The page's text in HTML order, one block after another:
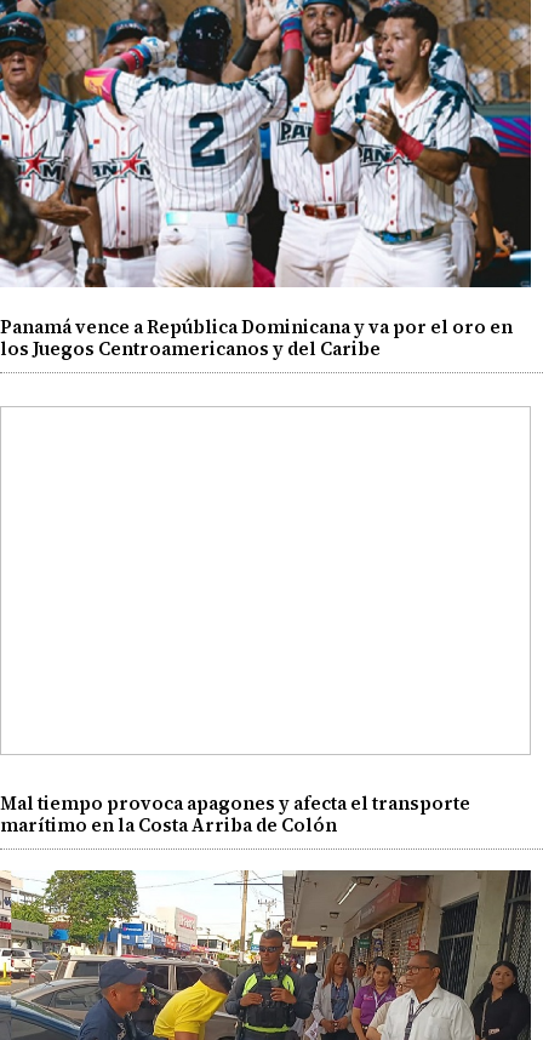
Panamá vence a República Dominicana y va por el oro en
los Juegos Centroamericanos y del Caribe
Mal tiempo provoca apagones y afecta el transporte
marítimo en la Costa Arriba de Colón